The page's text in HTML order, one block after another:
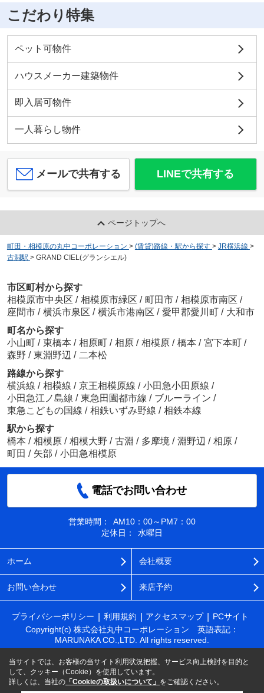
こだわり特集
ペット可物件
ハウスメーカー建築物件
即入居可物件
一人暮らし物件
メールで共有する LINEで共有する
ページトップへ
町田・相模原の丸中コーポレーション > (賃貸)路線・駅から探す > JR横浜線 >
古淵駅 > GRAND CIEL(グランシエル)
市区町村から探す
相模原市中央区 / 相模原市緑区 / 町田市 / 相模原市南区 /
座間市 / 横浜市泉区 / 横浜市港南区 / 愛甲郡愛川町 / 大和市
町名から探す
小山町 / 東橋本 / 相原町 / 相原 / 相模原 / 橋本 / 宮下本町 /
森野 / 東淵野辺 / 二本松
路線から探す
横浜線 / 相模線 / 京王相模原線 / 小田急小田原線 /
小田急江ノ島線 / 東急田園都市線 / ブルーライン /
東急こどもの国線 / 相鉄いずみ野線 / 相鉄本線
駅から探す
橋本 / 相模原 / 相模大野 / 古淵 / 多摩境 / 淵野辺 / 相原 /
町田 / 矢部 / 小田急相模原
電話でお問い合わせ
営業時間：
AM10：00～PM7：00
定休日：
水曜日
ホーム 会社概要
お問い合わせ 来店予約
プライバシーポリシー 利用規約 アクセスマップ
PCサイト
Copyright(c) 株式会社丸中コーポレーション 英語表記：
MARUNAKA CO.,LTD. All rights reserved.
当サイトでは、お客様の当サイト利用状況把握、サービス向上検討を目的と
して、クッキー（Cookie）を使用しています。
詳しくは、当社の 「Cookieの取扱いについて」 をご確認ください。